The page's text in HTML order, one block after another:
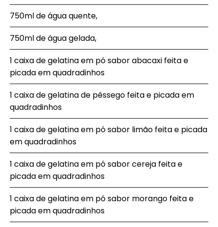
750ml de água quente,
750ml de água gelada,
1 caixa de gelatina em pó sabor abacaxi feita e
picada em quadradinhos
1 caixa de gelatina de pêssego feita e picada em
quadradinhos
1 caixa de gelatina em pó sabor limão feita e picada
em quadradinhos
1 caixa de gelatina em pó sabor cereja feita e
picada em quadradinhos
1 caixa de gelatina em pó sabor morango feita e
picada em quadradinhos